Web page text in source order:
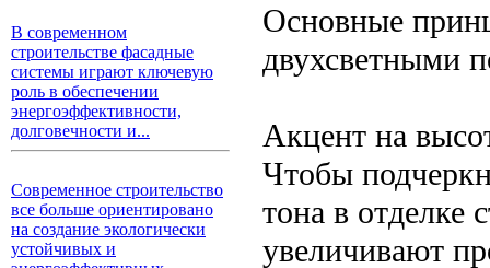
В современном
строительстве фасадные
системы играют ключевую
роль в обеспечении
энергоэффективности,
долговечности и...
Современное строительство
все больше ориентировано
на создание экологически
устойчивых и
Основные
двухсветными
Акцент на
Чтобы
тона в отделке
увеличивают